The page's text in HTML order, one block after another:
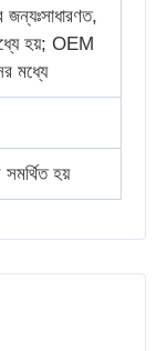
জন্যঃসাধারণত,
হয়; OEM
মধ্যে
সমর্থিত হয়